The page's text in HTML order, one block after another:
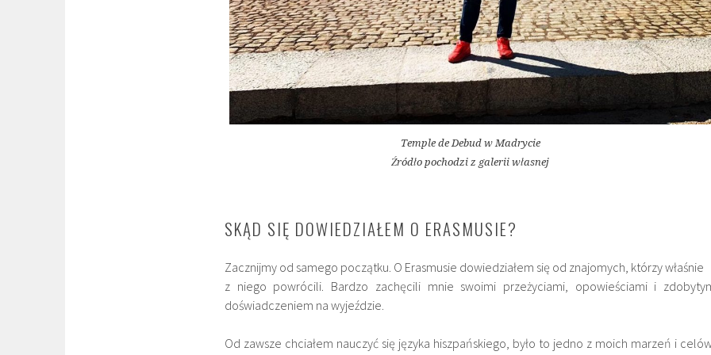
Temple de Debud w Madrycie
Źródło pochodzi z galerii własnej
SKĄD SIĘ DOWIEDZIAŁEM O ERASMUSIE?
Zacznijmy od samego początku. O Erasmusie dowiedziałem się od znajomych, którzy właśnie
z niego powrócili. Bardzo zachęcili mnie swoimi przeżyciami, opowieściami i
doświadczeniem na wyjeździe.
Od zawsze chciałem nauczyć się języka hiszpańskiego, było to jedno z moich marzeń i